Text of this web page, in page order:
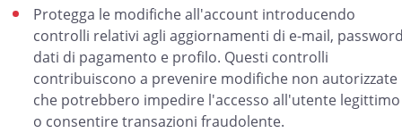
Protegga le modifiche all'account introducendo
controlli relativi agli aggiornamenti di e-mail,
dati di pagamento e profilo. Questi controlli
contribuiscono a prevenire modifiche non autorizzate
che potrebbero impedire l'accesso all'utente legittimo
o consentire transazioni fraudolente.